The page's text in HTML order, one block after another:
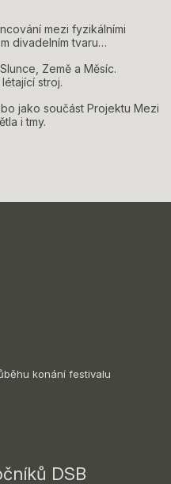
mezi fyzikálními
divadelním tvaru…
Země a Měsíc.
stroj.
jako součást Projektu Mezi
i tmy.
konání festivalu
DSB